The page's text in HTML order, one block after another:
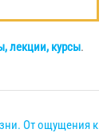
лекции, курсы.
От ощущения к